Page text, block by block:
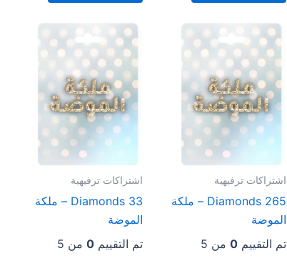
اشتراكات ترفيهية
265 Diamonds – ملكة
الموضة
تم التقييم 0من 5
اشتراكات ترفيهية
33 Diamonds – ملكة
الموضة
تم التقييم0 من 5